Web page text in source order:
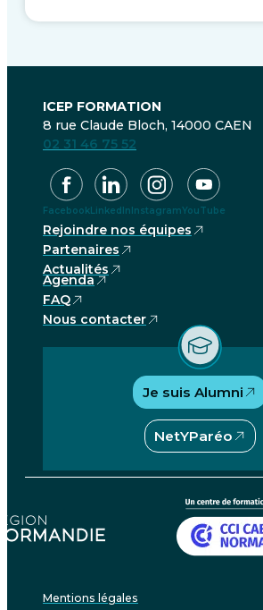
ICEP FORMATION
8 rue Claude Bloch, 14000 CAEN
02 31 46 75 52
FacebookLinkedIn InstagramYouTube
Rejoindre nos équipes
Partenaires
Actualités
Agenda
FAQ
Nous contacter
Je suis Alumni
NetYParéo
Mentions légales